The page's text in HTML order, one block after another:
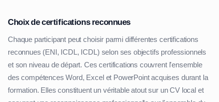
Choix de certifications reconnues
Chaque participant peut choisir parmi différentes certifications
reconnues (ENI, ICDL, ICDL) selon ses objectifs professionnels
et son niveau de départ. Ces certifications couvrent l'ensemble
des compétences Word, Excel et PowerPoint acquises durant la
formation. Elles constituent un véritable atout sur un CV local et